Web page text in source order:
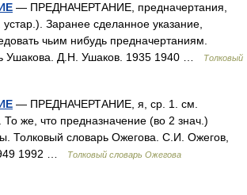
— ПРЕДНАЧЕРТАНИЕ, предначертания,
Заранее сделанное указание,
чьим нибудь предначертаниям.
Ушакова. Д.Н. Ушаков. 1935 1940 …
Толковый
— ПРЕДНАЧЕРТАНИЕ, я, ср. 1. см.
То же, что предназначение (во 2 знач.)
Толковый словарь Ожегова. С.И. Ожегов,
1992 …
Толковый словарь Ожегова